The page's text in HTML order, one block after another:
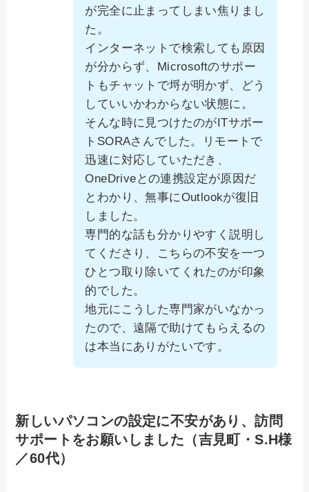
が完全に止まってしまい焦りまし
た。
インターネットで検索しても原因
が分からず、Microsoftのサポー
トもチャットで埒が明かず、どう
していいかわからない状態に。
そんな時に見つけたのがITサポー
トSORAさんでした。リモートで
迅速に対応していただき、
OneDriveとの連携設定が原因だ
とわかり、無事にOutlookが復旧
しました。
専門的な話も分かりやすく説明し
てくださり、こちらの不安を一つ
ひとつ取り除いてくれたのが印象
的でした。
地元にこうした専門家がいなかっ
たので、遠隔で助けてもらえるの
は本当にありがたいです。
新しいパソコンの設定に不安があり、訪問
サポートをお願いしました（吉見町・S.H様
／60代）